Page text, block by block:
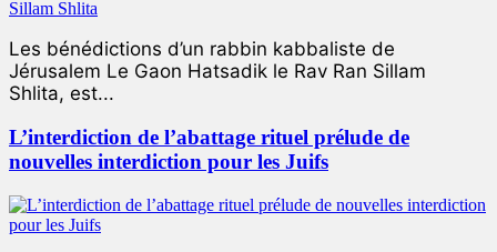
Les bénédictions d’un rabbin kabbaliste de
Jérusalem Le Gaon Hatsadik le Rav Ran Sillam
Shlita, est...
L’interdiction de l’abattage rituel prélude de
nouvelles interdiction pour les Juifs